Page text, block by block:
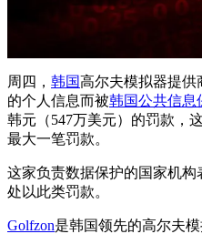
周四， 韩国高尔夫模拟器提供
的个人信息而被韩国公共信息
韩元（547万美元）的罚款，
最大一笔罚款。
这家负责数据保护的国家机
处以此类罚款。
Golfzon是韩国领先的高尔夫模